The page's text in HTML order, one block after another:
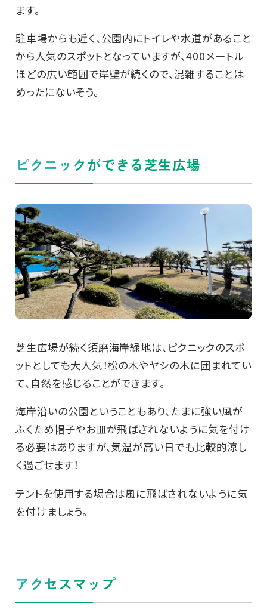
ます。
駐車場からも近く、公園内にトイレや水道があること
から人気のスポットとなっていますが、400メートル
ほどの広い範囲で岸壁が続くので、混雑することは
めったにないそう。
ピクニックができる芝生広場
芝生広場が続く須磨海岸緑地は、ピクニックのスポ
ットとしても大人気！松の木やヤシの木に囲まれてい
て、自然を感じることができます。
海岸沿いの公園ということもあり、たまに強い風が
ふくため帽子やお皿が飛ばされないように気を付け
る必要はありますが、気温が高い日でも比較的涼し
く過ごせます！
テントを使用する場合は風に飛ばされないように気
を付けましょう。
アクセスマップ